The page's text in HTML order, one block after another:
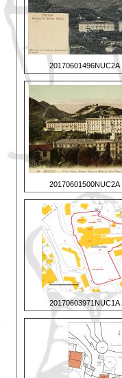
20170601496NUC2A
20170601500NUC2A
20170603971NUC1A